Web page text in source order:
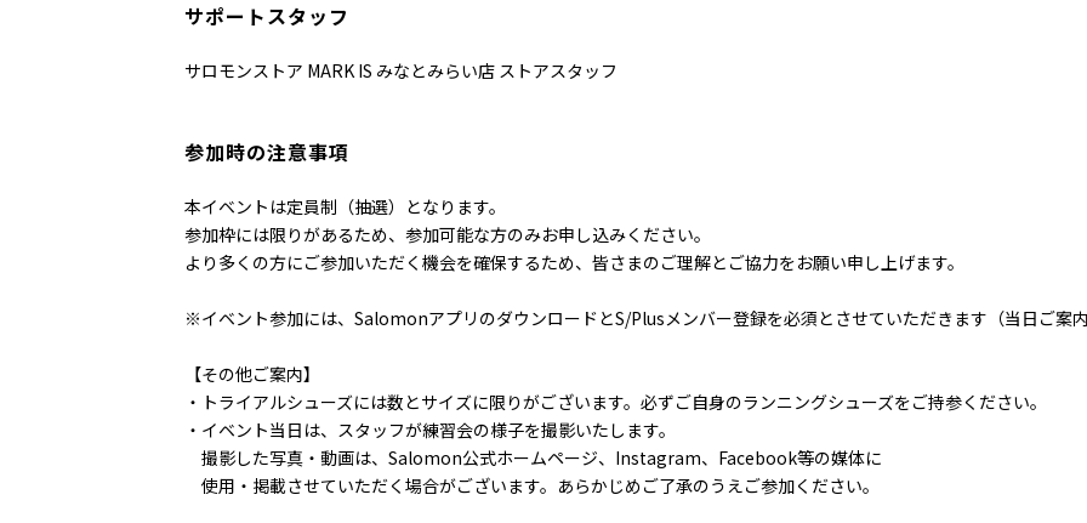
サポートスタッフ
サロモンストア MARK IS みなとみらい店 ストアスタッフ
参加時の注意事項
本イベントは定員制（抽選）となります。
参加枠には限りがあるため、参加可能な方のみお申し込みください。
より多くの方にご参加いただく機会を確保するため、皆さまのご理解とご協力をお願い申し上げます。
※イベント参加には、SalomonアプリのダウンロードとS/Plusメンバー登録を必須とさせていただきます（当日ご案
【その他ご案内】
・トライアルシューズには数とサイズに限りがございます。必ずご自身のランニングシューズをご持参ください。
・イベント当日は、スタッフが練習会の様子を撮影いたします。
撮影した写真・動画は、Salomon公式ホームページ、Instagram、Facebook等の媒体に
使用・掲載させていただく場合がございます。あらかじめご了承のうえご参加ください。